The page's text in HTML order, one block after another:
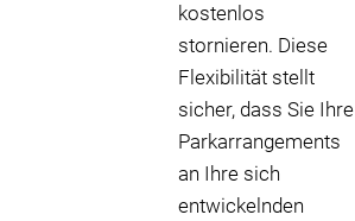
kostenlos
stornieren. Diese
Flexibilität stellt
sicher, dass Sie Ihre
Parkarrangements
an Ihre sich
entwickelnden